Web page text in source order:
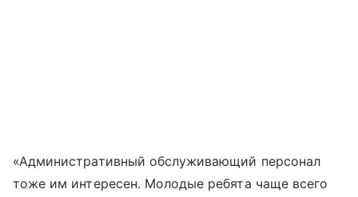
«Административный обслуживающий персонал
тоже им интересен. Молодые ребята чаще всего